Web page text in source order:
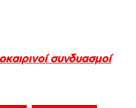
συνδυασμοί